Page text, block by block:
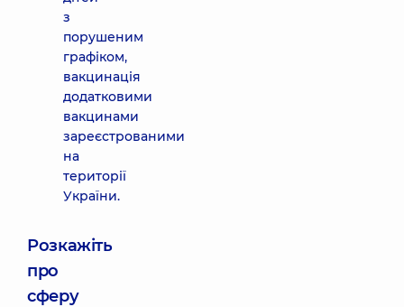
з
порушеним
графіком,
вакцинація
додатковими
вакцинами
зареєстрованими
на
території
України.
Розкажіть
про
сферу